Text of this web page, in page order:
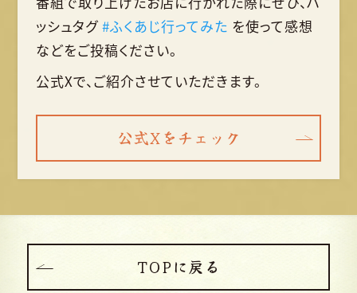
ッシュタグ #ふくあじ行ってみた を使って感想
などをご投稿ください。
公式Xで、ご紹介させていただきます。
公式Xをチェック
TOPに戻る